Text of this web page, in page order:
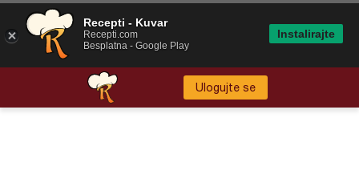
Ulogujte se
Recepti - Kuvar
Recepti.com
Besplatna - Google Play
Instalirajte